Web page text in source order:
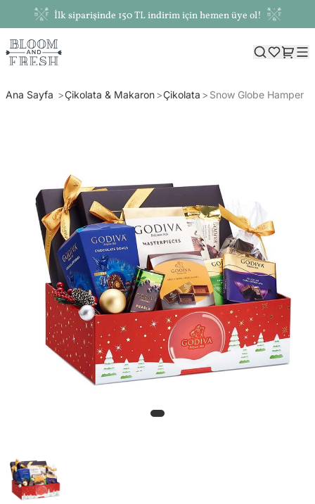
İlk siparişinde 150 TL indirim için hemen üye ol!
Ana Sayfa Çikolata & Makaron Çikolata Snow Globe Hamper